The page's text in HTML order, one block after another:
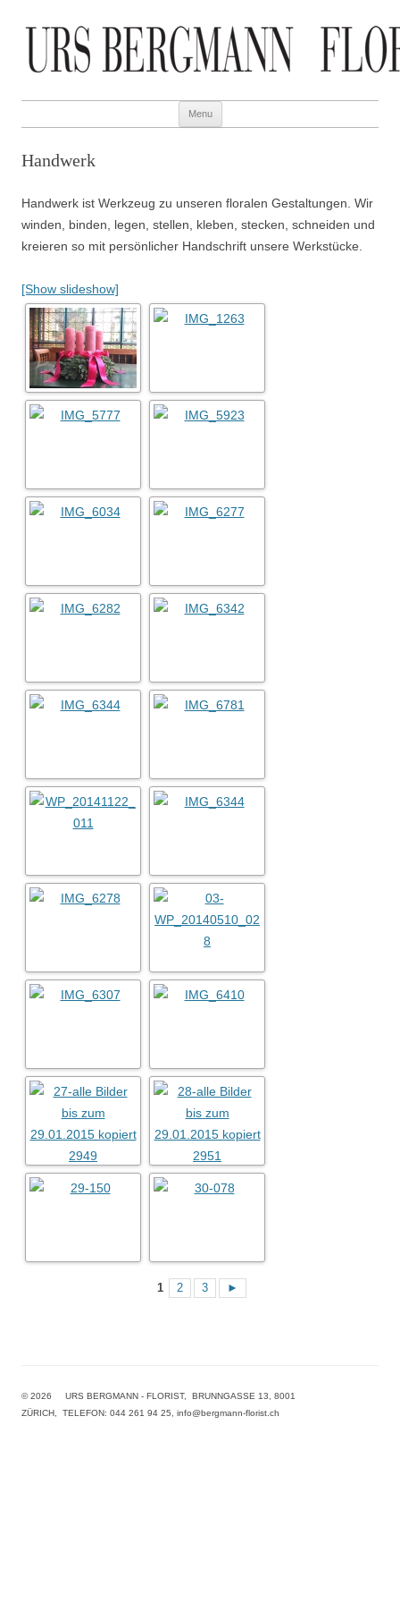
URS BERGMANN – FLORIST
Menu
Handwerk
Handwerk ist Werkzeug zu unseren floralen Gestaltungen. Wir
winden, binden, legen, stellen, kleben, stecken, schneiden und
kreieren so mit persönlicher Handschrift unsere Werkstücke.
[Show slideshow]
1 2 3 ►
© 2026 URS BERGMANN - FLORIST, BRUNNGASSE 13, 8001
ZÜRICH, TELEFON: 044 261 94 25, info@bergmann-florist.ch